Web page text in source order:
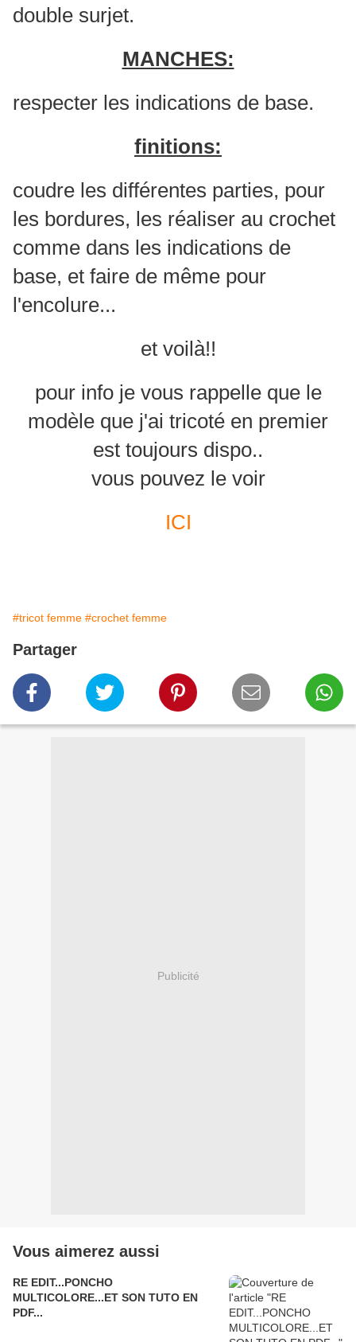
double surjet.
MANCHES:
respecter les indications de base.
finitions:
coudre les différentes parties, pour
les bordures, les réaliser au crochet
comme dans les indications de
base, et faire de même pour
l'encolure...
et voilà!!
pour info je vous rappelle que le
modèle que j'ai tricoté en premier
est toujours dispo..
vous pouvez le voir
ICI
#tricot femme #crochet femme
Partager
Publicité
Vous aimerez aussi
RE EDIT...PONCHO
MULTICOLORE...ET SON TUTO EN
PDF...